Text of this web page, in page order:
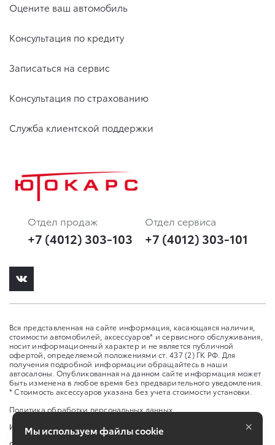
Оцените ваш автомобиль
Консультация по кредиту
Записаться на сервис
Консультация по страхованию
Служба клиентской поддержки
Отдел продаж
+7 (4012) 303-103
Отдел сервиса
+7 (4012) 303-101
Вся представленная на сайте информация, касающаяся наличия,
стоимости автомобилей, аксессуаров* и сервисного обслуживания,
носит информационный характер и не является публичной
офертой, определяемой положениями ст. 437 (2) ГК РФ. Для
получения подробной информации обращайтесь в наши
автосалоны. Опубликованная на данном сайте информация может
быть изменена в любое время без предварительного уведомления.
* Стоимость аксессуаров указана без учета стоимости установки.
Политика обработки персональных данных
Изменить настройку cookies
Мы используем файлы cookie ×